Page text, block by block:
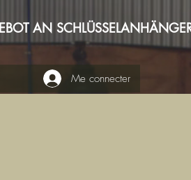
AN
Me connecter